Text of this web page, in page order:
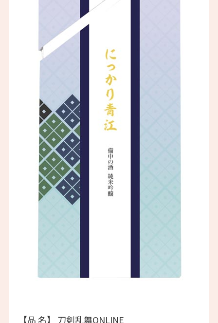
【品 名】 刀剣乱舞ONLINE